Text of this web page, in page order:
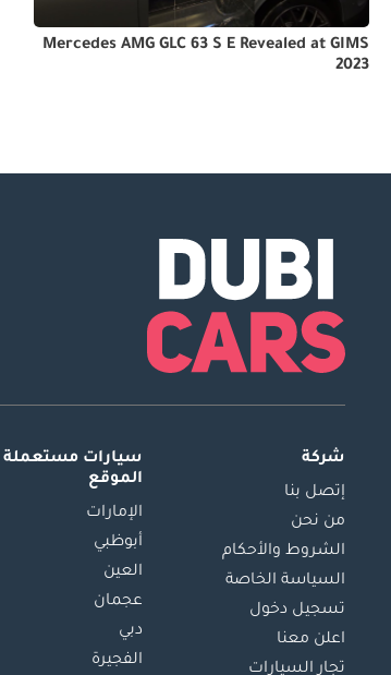
Mercedes AMG GLC 63 S E Revealed at GIMS
2023
شركة
إتصل بنا
من نحن
الشروط والأحكام
السياسة الخاصة
تسجيل دخول
اعلن معنا
تجار السيارات
سيارات مستعملة
الموقع
الإمارات
أبوظبي
العين
عجمان
دبي
الفجيرة